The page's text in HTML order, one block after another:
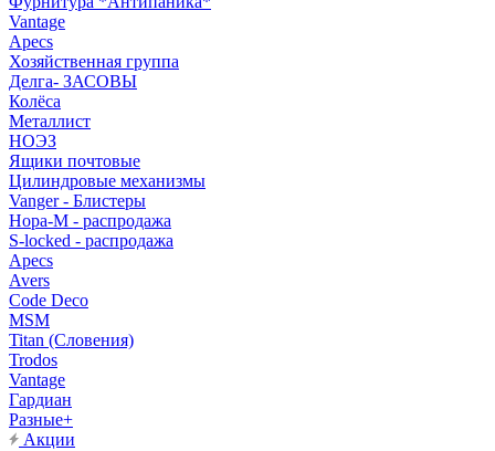
Vantage
Apecs
Хозяйственная группа
Делга- ЗАСОВЫ
Колёса
Металлист
НОЭЗ
Ящики почтовые
Цилиндровые механизмы
Vanger - Блистеры
Нора-М - распродажа
S-locked - распродажа
Apecs
Avers
Code Deco
MSM
Titan (Словения)
Trodos
Vantage
Гардиан
Разные+
Акции